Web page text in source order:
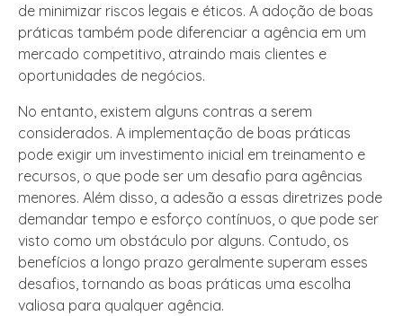
de minimizar riscos legais e éticos. A adoção de boas
práticas também pode diferenciar a agência em um
mercado competitivo, atraindo mais clientes e
oportunidades de negócios.
No entanto, existem alguns contras a serem
considerados. A implementação de boas práticas
pode exigir um investimento inicial em treinamento e
recursos, o que pode ser um desafio para agências
menores. Além disso, a adesão a essas diretrizes pode
demandar tempo e esforço contínuos, o que pode ser
visto como um obstáculo por alguns. Contudo, os
benefícios a longo prazo geralmente superam esses
desafios, tornando as boas práticas uma escolha
valiosa para qualquer agência.